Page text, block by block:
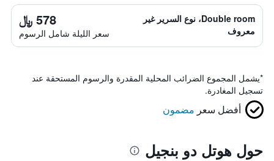
Double room، نوع السرير غير
معروف
578 ﷼
سعر الليلة شامل الرسوم
*يشمل المجموع الضرائب المحلية المقدرة والرسوم المستحقة عند
تسجيل المغادرة.
أفضل سعر مضمون
حول هوتل دو بنجيل